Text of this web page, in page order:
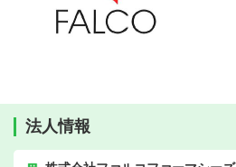
法人情報